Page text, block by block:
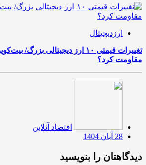
ارزدیجیتال
مقاومت کرد؟
اقتصاد آنلاین
28 آبان 1404
دیدگاهتان را بنویسید